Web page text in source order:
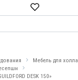
Мебель для холла
DESK 150»